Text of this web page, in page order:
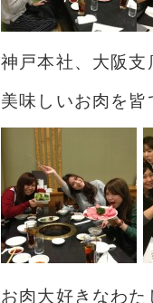
神戸本社、大阪
美味しいお肉を
お肉大好きなわ